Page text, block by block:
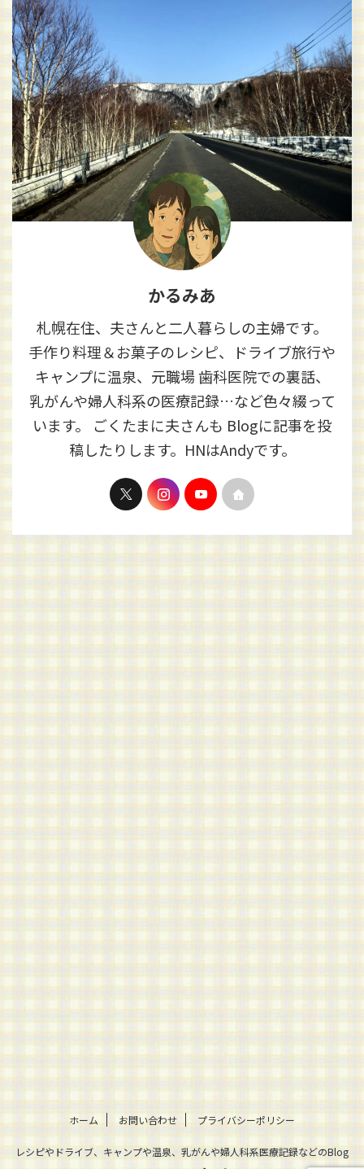
かるみあ
札幌在住、夫さんと二人暮らしの主婦です。
手作り料理＆お菓子のレシピ、ドライブ旅行や
キャンプに温泉、元職場 歯科医院での裏話、
乳がんや婦人科系の医療記録…など色々綴って
います。 ごくたまに夫さんも Blogに記事を投
稿したりします。HNはAndyです。
ホーム お問い合わせ プライバシーポリシー
レシピやドライブ、キャンプや温泉、乳がんや婦人科系医療記録などのBlog